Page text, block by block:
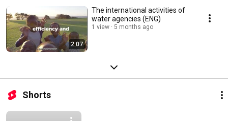
2:07
The international activities of
water agencies (ENG)
1 view 5 months ago
Shorts